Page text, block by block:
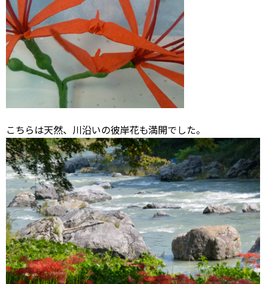
こちらは天然、川沿いの彼岸花も満開でした。